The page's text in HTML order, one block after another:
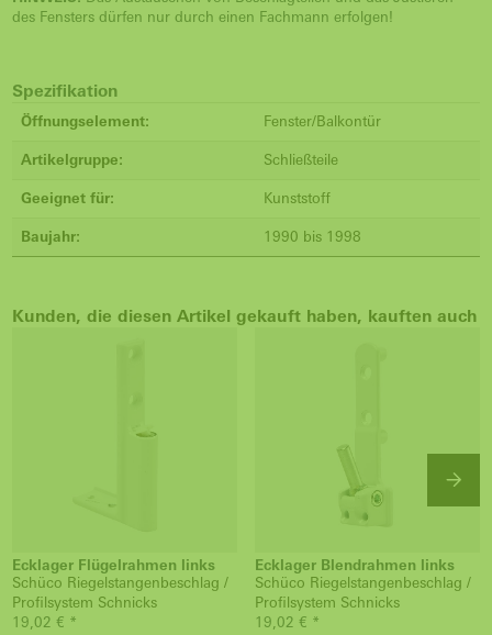
des Fensters dürfen nur durch einen Fachmann erfolgen!
Spezifikation
Öffnungselement: Fenster/Balkontür
Artikelgruppe: Schließteile
Geeignet für: Kunststoff
Baujahr: 1990 bis 1998
Kunden, die diesen Artikel gekauft haben, kauften auch
Ecklager Flügelrahmen links
Schüco Riegelstangenbeschlag /
Profilsystem Schnicks
19,02 € *
Ecklager Blendrahmen links
Schüco Riegelstangenbeschlag /
Profilsystem Schnicks
19,02 € *